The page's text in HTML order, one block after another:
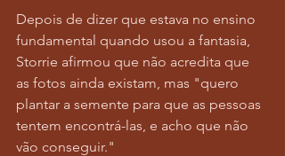
Depois de dizer que estava no ensino
fundamental quando usou a fantasia,
Storrie afirmou que não acredita que
as fotos ainda existam, mas "quero
plantar a semente para que as pessoas
tentem encontrá-las, e acho que não
vão conseguir."